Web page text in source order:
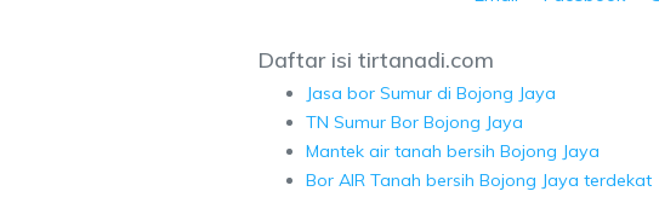
Daftar isi tirtanadi.com
Jasa bor Sumur di Bojong Jaya
TN Sumur Bor Bojong Jaya
Mantek air tanah bersih Bojong Jaya
Bor AIR Tanah bersih Bojong Jaya terdekat